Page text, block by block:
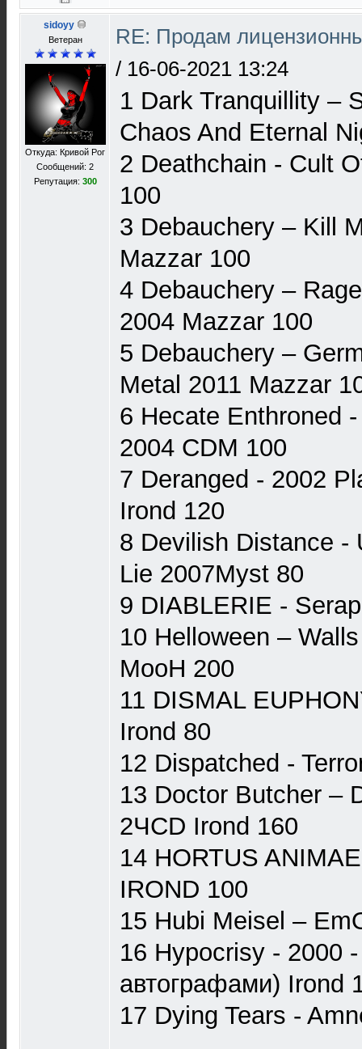
sidoyy
Ветеран
Откуда: Кривой Рог
Сообщений: 2
Репутация: 300
RE: Продам
/ 16-06-2021 13:24
1 Dark Tranquillity ‎–
Chaos And Eternal
2 Deathchain - Cult
100
3 Debauchery ‎– Kill
Mazzar 100
4 Debauchery ‎–
2004 Mazzar 100
5 Debauchery ‎–
Metal 2011 Mazzar
6 Hecate Enthroned
2004 CDM 100
7 Deranged - 2002
Irond 120
8 Devilish Distance ‎-
Lie 2007Myst 80
9 DIABLERIE -
10 Helloween ‎–
МооН 200
11 DISMAL
Irond 80
12 Dispatched -
13 Doctor Butcher ‎–
2ЧCD Irond 160
14 HORTUS
IROND 100
15 Hubi Meisel ‎–
16 Hypocrisy - 2000
автографами) Irond
17 Dying Tears -